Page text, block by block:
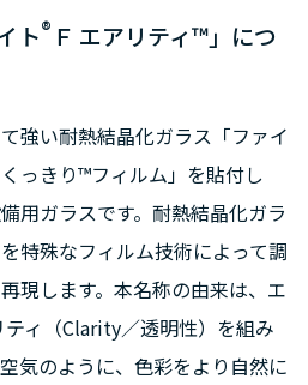
ト® Ｆ エアリティ™」につ
強い耐熱結晶化ガラス「ファイ
くっきり™フィルム」を貼付し
用ガラスです。耐熱結晶化ガラ
特殊なフィルム技術によって調
現します。本名称の由来は、エ
ィ（Clarity／透明性）を組み
気のように、色彩をより自然に